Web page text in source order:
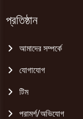
প্রতিষ্ঠান
আমাদের সম্পর্কে
যোগাযোগ
টিম
পরামর্শ/অভিযোগ